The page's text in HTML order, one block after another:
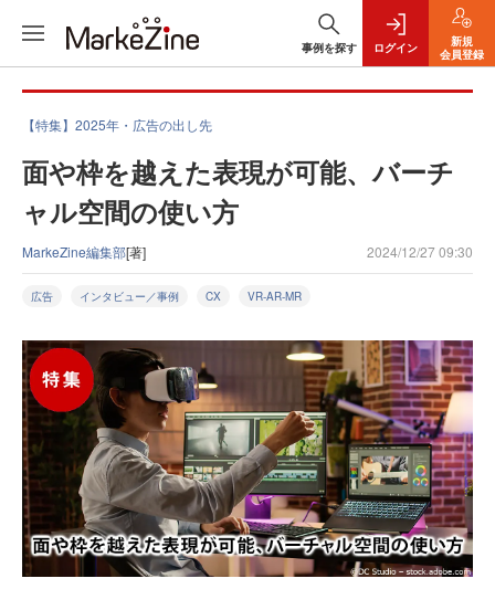
事例を探す ログイン
新規
会員登録
【特集】2025年・広告の出し先
面や枠を越えた表現が可能、バーチ
ャル空間の使い方
MarkeZine編集部[著] 2024/12/27 09:30
広告 インタビュー／事例 CX VR-AR-MR